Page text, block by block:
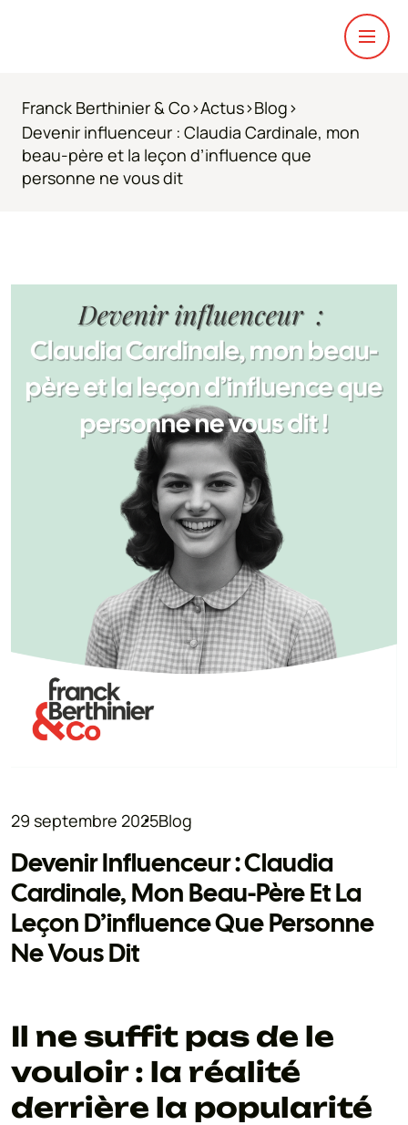
Franck Berthinier & Co>Actus>Blog>
Devenir influenceur : Claudia Cardinale, mon
beau-père et la leçon d’influence que
personne ne vous dit
29 septembre 2025Blog
Devenir Influenceur : Claudia
Cardinale, Mon Beau-Père Et La
Leçon D’influence Que Personne
Ne Vous Dit
Il ne suffit pas de le
vouloir : la réalité
derrière la popularité